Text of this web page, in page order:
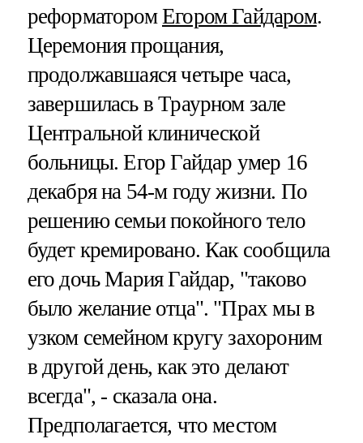
реформаторомЕгором Гайдаром.
Церемония прощания,
продолжавшаяся четыре часа,
завершилась в Траурном зале
Центральной клинической
больницы. Егор Гайдар умер 16
декабря на 54-м году жизни. По
решению семьи покойного тело
будет кремировано. Как сообщила
его дочь Мария Гайдар, "таково
было желание отца". "Прах мы в
узком семейном кругу захороним
в другой день, как это делают
всегда", - сказала она.
Предполагается, что местом